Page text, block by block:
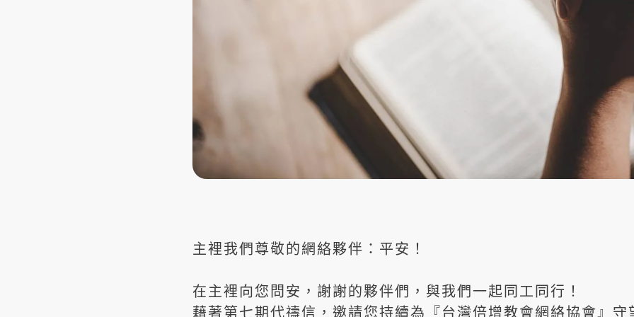
主裡我們尊敬的網絡夥伴：平安！
在主裡向您問安，謝謝的夥伴們，與我們一起同工同行！
藉著第七期代禱信，邀請您持續為『台灣倍增教會網絡協會』守